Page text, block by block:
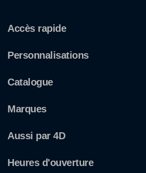
Accès rapide
Personnalisations
Catalogue
Marques
Aussi par 4D
Heures d'ouverture